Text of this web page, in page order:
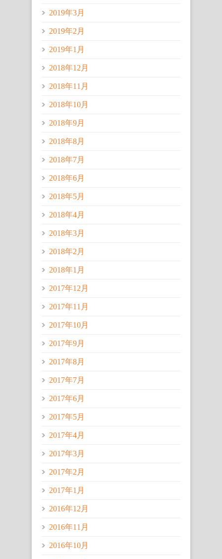
2019年3月
2019年2月
2019年1月
2018年12月
2018年11月
2018年10月
2018年9月
2018年8月
2018年7月
2018年6月
2018年5月
2018年4月
2018年3月
2018年2月
2018年1月
2017年12月
2017年11月
2017年10月
2017年9月
2017年8月
2017年7月
2017年6月
2017年5月
2017年4月
2017年3月
2017年2月
2017年1月
2016年12月
2016年11月
2016年10月